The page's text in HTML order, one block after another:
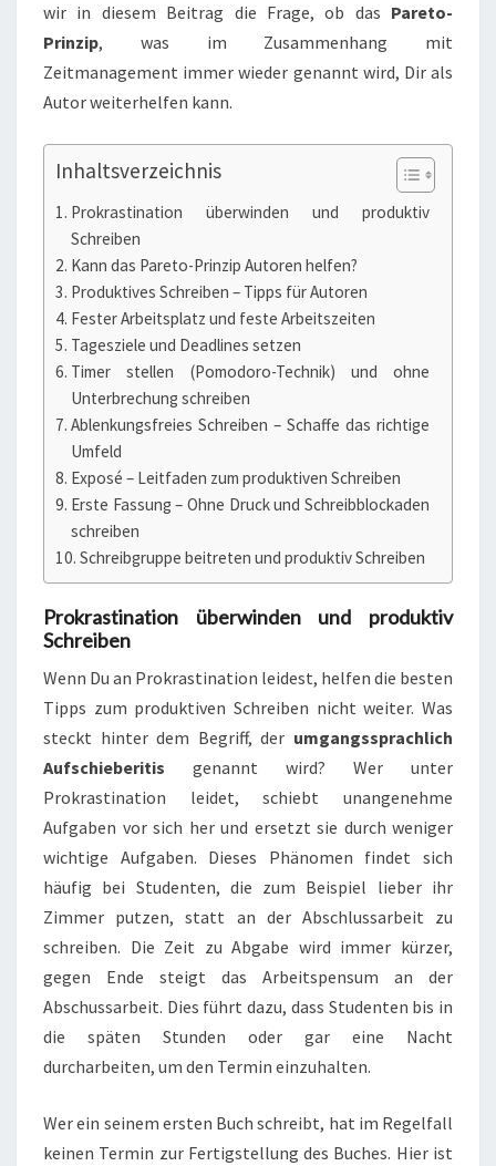
wir in diesem Beitrag die Frage, ob das Pareto-
Prinzip, was im Zusammenhang mit
Zeitmanagement immer wieder genannt wird, Dir als
Autor weiterhelfen kann.
Inhaltsverzeichnis
Prokrastination überwinden und produktiv
Schreiben
Kann das Pareto-Prinzip Autoren helfen?
Produktives Schreiben – Tipps für Autoren
Fester Arbeitsplatz und feste Arbeitszeiten
Tagesziele und Deadlines setzen
Timer stellen (Pomodoro-Technik) und ohne
Unterbrechung schreiben
Ablenkungsfreies Schreiben – Schaffe das richtige
Umfeld
Exposé – Leitfaden zum produktiven Schreiben
Erste Fassung – Ohne Druck und Schreibblockaden
schreiben
Schreibgruppe beitreten und produktiv Schreiben
Prokrastination überwinden und produktiv
Schreiben
Wenn Du an Prokrastination leidest, helfen die besten
Tipps zum produktiven Schreiben nicht weiter. Was
steckt hinter dem Begriff, der umgangssprachlich
Aufschieberitis genannt wird? Wer unter
Prokrastination leidet, schiebt unangenehme
Aufgaben vor sich her und ersetzt sie durch weniger
wichtige Aufgaben. Dieses Phänomen findet sich
häufig bei Studenten, die zum Beispiel lieber ihr
Zimmer putzen, statt an der Abschlussarbeit zu
schreiben. Die Zeit zu Abgabe wird immer kürzer,
gegen Ende steigt das Arbeitspensum an der
Abschussarbeit. Dies führt dazu, dass Studenten bis in
die späten Stunden oder gar eine Nacht
durcharbeiten, um den Termin einzuhalten.
Wer ein seinem ersten Buch schreibt, hat im Regelfall
keinen Termin zur Fertigstellung des Buches. Hier ist